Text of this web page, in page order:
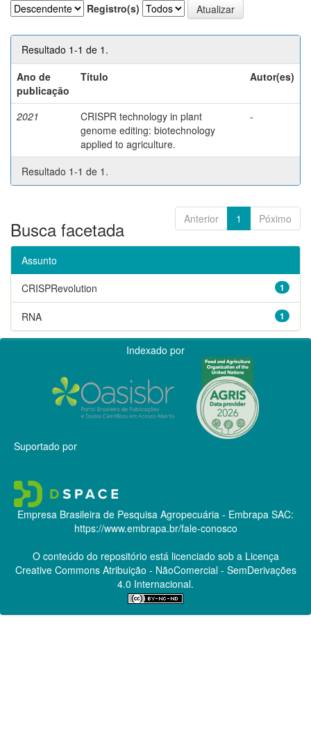
Registro(s)
Resultado 1-1 de 1.
Ano de
publicação
Título Autor(es)
2021
CRISPR technology in plant
genome editing: biotechnology
applied to agriculture.
-
Resultado 1-1 de 1.
Anterior 1 Póximo
Busca facetada
Assunto
1
CRISPRevolution
1
RNA
Indexado por
Suportado por
Empresa Brasileira de Pesquisa Agropecuária - Embrapa SAC:
https://www.embrapa.br/fale-conosco
O conteúdo do repositório está licenciado sob a Licença
Creative CommonsAtribuição - NãoComercial - SemDerivações
4.0 Internacional.